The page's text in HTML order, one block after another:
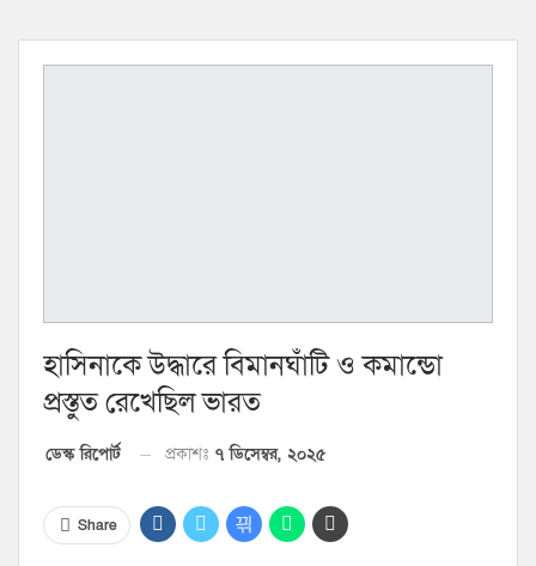
হাসিনাকে উদ্ধারে বিমানঘাঁটি ও কমান্ডো
প্রস্তুত রেখেছিল ভারত
ডেস্ক রিপোর্ট প্রকাশঃ ৭ ডিসেম্বর, ২০২৫
Share